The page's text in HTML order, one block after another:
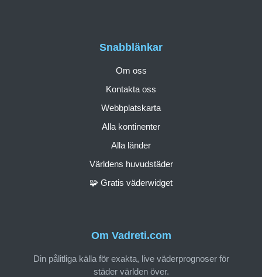
Om Vadreti.com
Din pålitliga källa för exakta, live väderprognoser för
städer världen över.
Snabblänkar
Om oss
Kontakta oss
Webbplatskarta
Alla kontinenter
Alla länder
Världens huvudstäder
🧩 Gratis väderwidget